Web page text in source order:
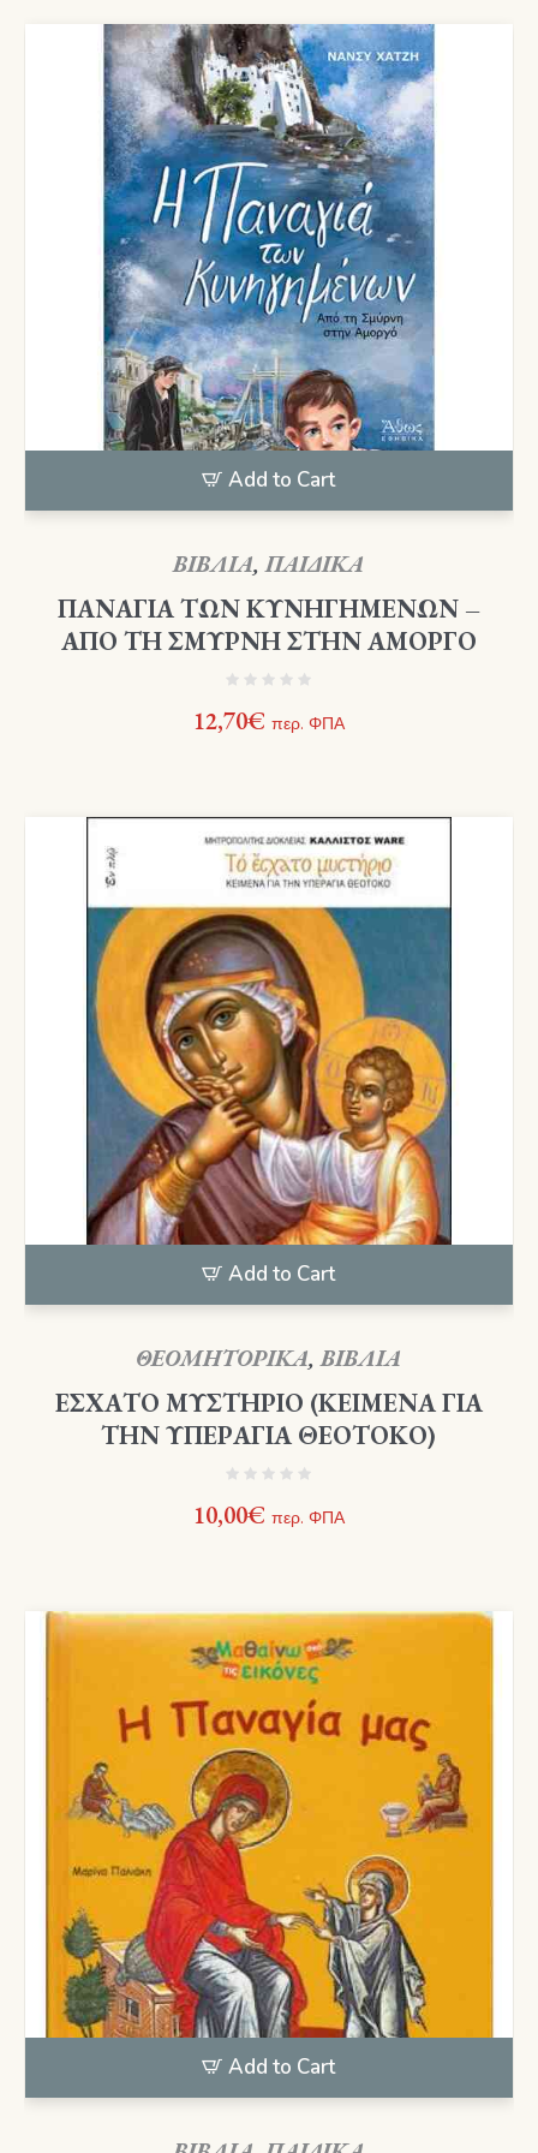
13,50€.είναι:
12,00€.
Add to Cart
ΒΙΒΛΙΑ,ΠΑΙΔΙΚΑ
ΠΑΝΑΓΙΑ ΤΩΝ ΚΥΝΗΓΗΜΕΝΩΝ –
ΑΠΟ ΤΗ ΣΜΥΡΝΗ ΣΤΗΝ ΑΜΟΡΓΟ
12,70€ περ. ΦΠΑ
Add to Cart
ΘΕΟΜΗΤΟΡΙΚΑ,ΒΙΒΛΙΑ
ΕΣΧΑΤΟ ΜΥΣΤΗΡΙΟ (ΚΕΙΜΕΝΑ ΓΙΑ
ΤΗΝ ΥΠΕΡΑΓΙΑ ΘΕΟΤΟΚΟ)
10,00€ περ. ΦΠΑ
Add to Cart